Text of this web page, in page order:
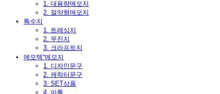
1. 대용량메모지
2. 절약형메모지
특수지
1. 트레싱지
2. 무진지
3. 크라프트지
메모텍⁺메모지
1. 디자인문구
2. 캐릭터문구
3. SET상품
4. 아톰